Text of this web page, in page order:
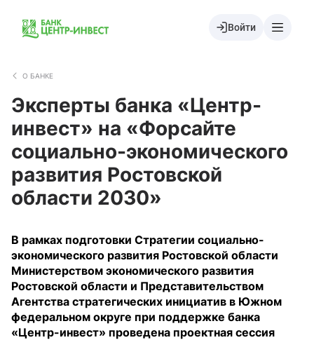
Войти
О БАНКЕ
Эксперты банка «Центр-
инвест» на «Форсайте
социально-экономического
развития Ростовской
области 2030»
В рамках подготовки Стратегии социально-
экономического развития Ростовской области
Министерством экономического развития
Ростовской области и Представительством
Агентства стратегических инициатив в Южном
федеральном округе при поддержке банка
«Центр-инвест» проведена проектная сессия